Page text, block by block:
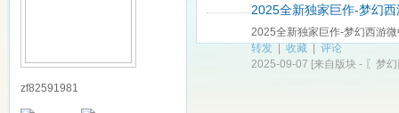
zf82591981
2025全新独家巨作-梦幻
2025全新独家巨作-梦幻西游
转发|收藏|评论
2025-09-07 [来自版块 - 〖梦